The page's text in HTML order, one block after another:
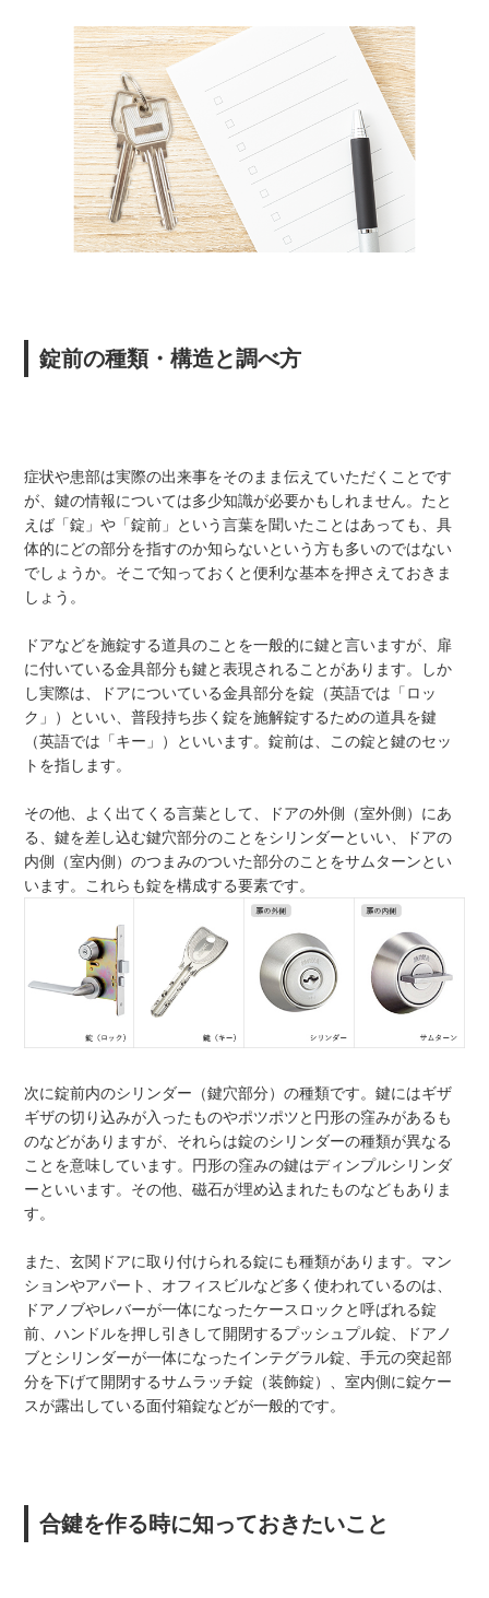
錠前の種類・構造と調べ方
症状や患部は実際の出来事をそのまま伝えていただくことです
が、鍵の情報については多少知識が必要かもしれません。たと
えば「錠」や「錠前」という言葉を聞いたことはあっても、具
体的にどの部分を指すのか知らないという方も多いのではない
でしょうか。そこで知っておくと便利な基本を押さえておきま
しょう。
ドアなどを施錠する道具のことを一般的に鍵と言いますが、扉
に付いている金具部分も鍵と表現されることがあります。しか
し実際は、ドアについている金具部分を錠（英語では「ロッ
ク」）といい、普段持ち歩く錠を施解錠するための道具を鍵
（英語では「キー」）といいます。錠前は、この錠と鍵のセッ
トを指します。
その他、よく出てくる言葉として、ドアの外側（室外側）にあ
る、鍵を差し込む鍵穴部分のことをシリンダーといい、ドアの
内側（室内側）のつまみのついた部分のことをサムターンとい
います。これらも錠を構成する要素です。
次に錠前内のシリンダー（鍵穴部分）の種類です。鍵にはギザ
ギザの切り込みが入ったものやポツポツと円形の窪みがあるも
のなどがありますが、それらは錠のシリンダーの種類が異なる
ことを意味しています。円形の窪みの鍵はディンプルシリンダ
ーといいます。その他、磁石が埋め込まれたものなどもありま
す。
また、玄関ドアに取り付けられる錠にも種類があります。マン
ションやアパート、オフィスビルなど多く使われているのは、
ドアノブやレバーが一体になったケースロックと呼ばれる錠
前、ハンドルを押し引きして開閉するプッシュプル錠、ドアノ
ブとシリンダーが一体になったインテグラル錠、手元の突起部
分を下げて開閉するサムラッチ錠（装飾錠）、室内側に錠ケー
スが露出している面付箱錠などが一般的です。
合鍵を作る時に知っておきたいこと